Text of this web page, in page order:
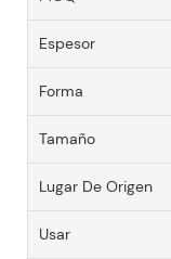
Espesor
Forma
Tamaño
Lugar De Origen
Usar